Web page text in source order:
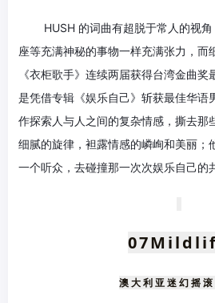
HUSH 的词曲有超脱于常人的视
座等充满神秘的事物一样充满张力，而
《衣柜歌手》连续两届获得台湾金曲
是凭借专辑《娱乐自己》斩获最佳华语
作探索人与人之间的复杂情感，撕去那
细腻的旋律，袒露情感的嶙峋和美丽；
一个听众，去碰撞那一次次娱乐自己的
07
澳大利亚迷幻摇